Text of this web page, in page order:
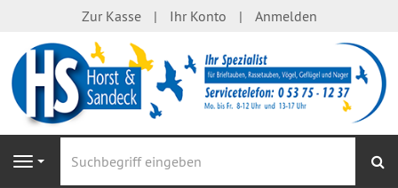
Zur Kasse Ihr Konto Anmelden
Navigation